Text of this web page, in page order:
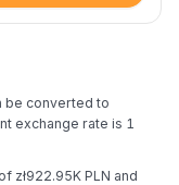
be converted to
exchange rate is 1
zł922.95K PLN and